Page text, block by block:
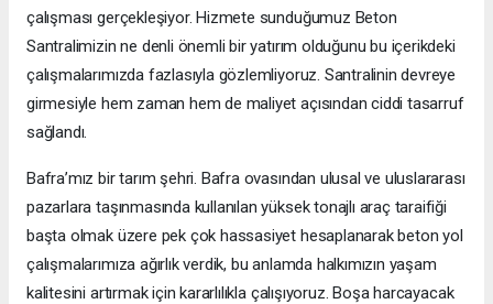
çalışması gerçekleşiyor. Hizmete sunduğumuz Beton
Santralimizin ne denli önemli bir yatırım olduğunu bu içerikdeki
çalışmalarımızda fazlasıyla gözlemliyoruz. Santralinin devreye
girmesiyle hem zaman hem de maliyet açısından ciddi tasarruf
sağlandı.
Bafra’mız bir tarım şehri. Bafra ovasından ulusal ve uluslararası
pazarlara taşınmasında kullanılan yüksek tonajlı araç taraifiği
başta olmak üzere pek çok hassasiyet hesaplanarak beton yol
çalışmalarımıza ağırlık verdik, bu anlamda halkımızın yaşam
kalitesini artırmak için kararlılıkla çalışıyoruz. Boşa harcayacak